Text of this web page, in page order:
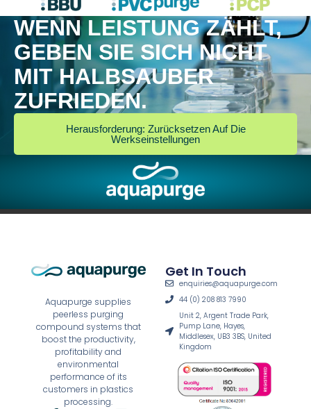
WENN LEISTUNG ZÄHLT,
GEBEN SIE SICH NICHT
MIT HALBSAUBER
ZUFRIEDEN.
Herausforderung: Zurücksetzen Auf Die
Werkseinstellungen
Aquapurge supplies
peerless purging
compound systems that
boost the productivity,
profitability and
environmental
performance of its
customers in plastics
processing.
Get In Touch
enquiries@aquapurge.com
44 (0) 208 813 7990
Unit 2, Argent Trade Park,
Pump Lane, Hayes,
Middlesex, UB3 3BS, United
Kingdom